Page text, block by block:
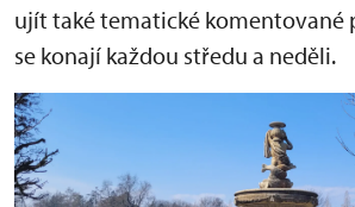
ujít také tematické komentované
se konají každou středu a neděli.